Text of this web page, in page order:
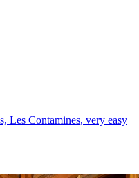
Les Contamines, very easy